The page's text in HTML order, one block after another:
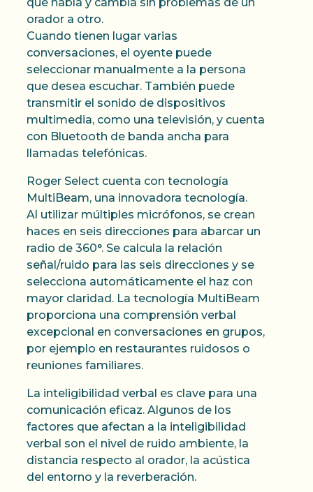
orador a otro.
Cuando tienen lugar varias
conversaciones, el oyente puede
seleccionar manualmente a la persona
que desea escuchar. También puede
transmitir el sonido de dispositivos
multimedia, como una televisión, y cuenta
con Bluetooth de banda ancha para
llamadas telefónicas.
Roger Select cuenta con tecnología
MultiBeam, una innovadora tecnología.
Al utilizar múltiples micrófonos, se crean
haces en seis direcciones para abarcar un
radio de 360°. Se calcula la relación
señal/ruido para las seis direcciones y se
selecciona automáticamente el haz con
mayor claridad. La tecnología MultiBeam
proporciona una comprensión verbal
excepcional en conversaciones en grupos,
por ejemplo en restaurantes ruidosos o
reuniones familiares.
La inteligibilidad verbal es clave para una
comunicación eficaz. Algunos de los
factores que afectan a la inteligibilidad
verbal son el nivel de ruido ambiente, la
distancia respecto al orador, la acústica
del entorno y la reverberación.